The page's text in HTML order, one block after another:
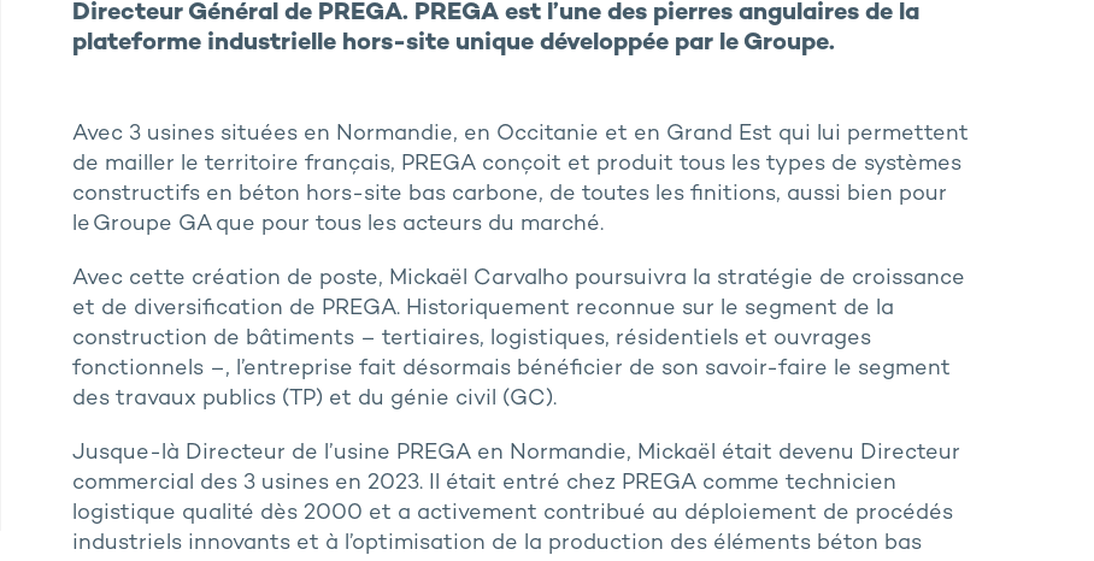
Directeur Général de PREGA. PREGA est l’une des pierres angulaires de la
plateforme industrielle hors-site unique développée par le Groupe.
Avec 3 usines situées en Normandie, en Occitanie et en Grand Est qui lui permettent
de mailler le territoire français, PREGA conçoit et produit tous les types de systèmes
constructifs en béton hors-site bas carbone, de toutes les finitions, aussi bien pour
le Groupe GA que pour tous les acteurs du marché.
Avec cette création de poste, Mickaël Carvalho poursuivra la stratégie de croissance
et de diversification de PREGA. Historiquement reconnue sur le segment de la
construction de bâtiments – tertiaires, logistiques, résidentiels et ouvrages
fonctionnels –, l’entreprise fait désormais bénéficier de son savoir-faire le segment
des travaux publics (TP) et du génie civil (GC).
Jusque-là Directeur de l’usine PREGA en Normandie, Mickaël était devenu Directeur
commercial des 3 usines en 2023. Il était entré chez PREGA comme technicien
logistique qualité dès 2000 et a activement contribué au déploiement de procédés
industriels innovants et à l’optimisation de la production des éléments béton bas